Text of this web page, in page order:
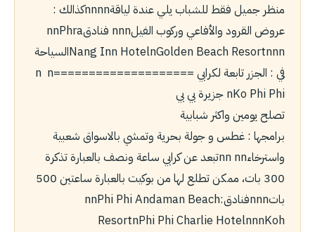
منظر جميل فقط للشباب يلي عندة لياقةnㅤㅤㅤㅤㅤnㅤnnكذالك :
عروض القرود والأفاعي وركوب الفيلnㅤnㅤnㅤ فنادقnnPhra
Nang Inn HotelnGolden Beach Resortnㅤㅤㅤㅤㅤnnالسياحة
في : الجزر تابعة لكرابي ====================nㅤ ㅤㅤㅤㅤㅤ ㅤㅤㅤㅤㅤnㅤ
nKo Phi Phi جزيرة بي بي
تصلح يومين واكثر شبابية
برامجها : غطس و جولة بحرية وتمشي بالاسواق شعبية
واسترخاءnㅤnㅤ ㅤㅤㅤㅤㅤnㅤnتبعد عن كرابي ساعة ونصف بالعبارة تذكرة
300 بات، ممكن تطلع لها من بوكيت بالعبارة ساعتين 500
باتnㅤnㅤnفنادق:nㅤnPhi Phi Andaman Beach
ResortnPhi Phi Charlie HotelnnㅤㅤㅤㅤㅤnKoh